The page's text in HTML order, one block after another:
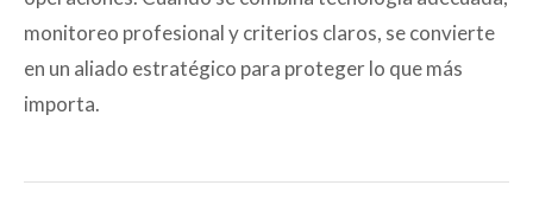
monitoreo profesional y criterios claros, se convierte
en un aliado estratégico para proteger lo que más
importa.